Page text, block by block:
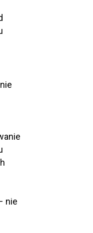
nie